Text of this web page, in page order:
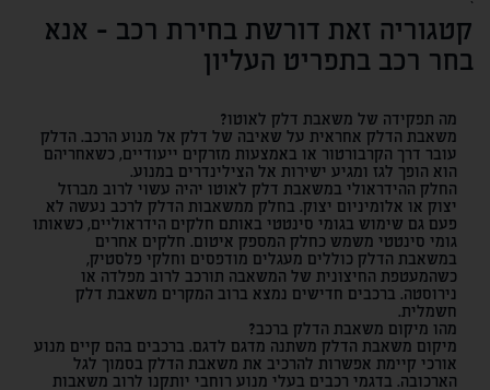
קטגוריה זאת דורשת בחירת רכב - אנא
בחר רכב בתפריט העליון
מה תפקידה של משאבת דלק לאוטו?
משאבת הדלק אחראית על שאיבה של דלק אל מנוע הרכב. הדלק
עובר דרך הקרבורטור או באמצעות מזרקים ייעודיים, כשאחריהם
הוא הופך לגז ומגיע ישירות אל הצילינדרים במנוע.
החלק ההידראולי במשאבת דלק לאוטו יהיה עשוי לרוב מברזל
יצוק או אלומיניום יצוק. בחלק ממשאבות הדלק לרכב נעשה לא
פעם גם שימוש בגומי סינטטי באותם חלקים הידראוליים, כשאותו
גומי סינטטי משמש כחלק המספק איטום. חלקים אחרים
במשאבת הדלק כוללים מעגלים מודפסים וחלקי פלסטיק,
כשהמעטפת החיצונית של המשאבה תורכב לרוב מפלדה או
נירוסטה. ברכבים חדישים נמצא ברוב המקרים משאבת דלק
חשמלית.
מהו מיקום משאבת הדלק ברכב?
מיקום משאבת הדלק משתנה מדגם לדגם. ברכבים בהם קיים מנוע
אורכי קיימת אפשרות להרכיב את משאבת הדלק בסמוך לגל
הארכובה. בדגמי רכבים בעלי מנוע רוחבי יותקנו לרוב משאבות